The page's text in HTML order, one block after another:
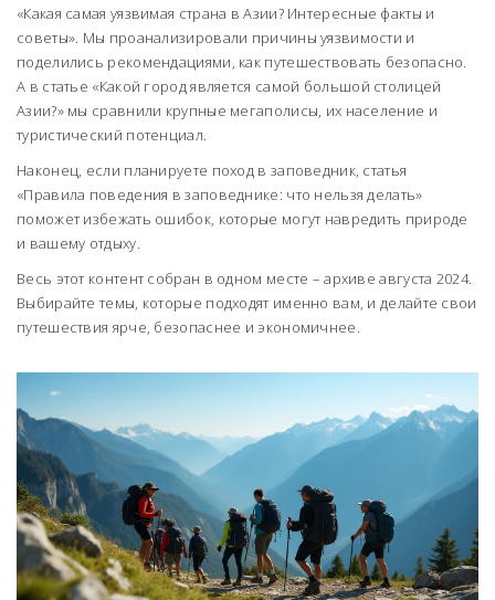
«Какая самая уязвимая страна в Азии? Интересные факты и
советы». Мы проанализировали причины уязвимости и
поделились рекомендациями, как путешествовать безопасно.
А в статье «Какой город является самой большой столицей
Азии?» мы сравнили крупные мегаполисы, их население и
туристический потенциал.
Наконец, если планируете поход в заповедник, статья
«Правила поведения в заповеднике: что нельзя делать»
поможет избежать ошибок, которые могут навредить природе
и вашему отдыху.
Весь этот контент собран в одном месте – архиве августа 2024.
Выбирайте темы, которые подходят именно вам, и делайте свои
путешествия ярче, безопаснее и экономичнее.